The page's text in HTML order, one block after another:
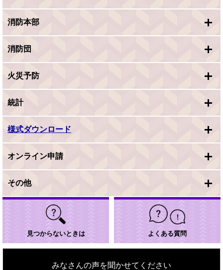
消防本部
消防団
火災予防
統計
様式ダウンロード
オンライン申請
その他
見つからないときは よくある質問
みなさんの声を聞かせてください